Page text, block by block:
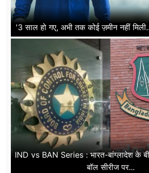
'3 साल हो गए, अभी तक कोई ज़मीन नहीं
IND vs BAN Series : भारत-बांग्लादेश के
बॉल सीरीज पर...